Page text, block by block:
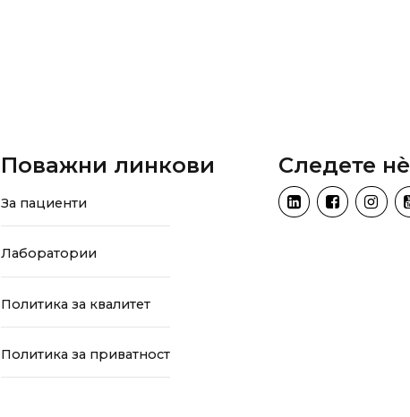
Поважни линкови
За пациенти
Лаборатории
Политика за квалитет
Политика за приватност
Следете нѐ